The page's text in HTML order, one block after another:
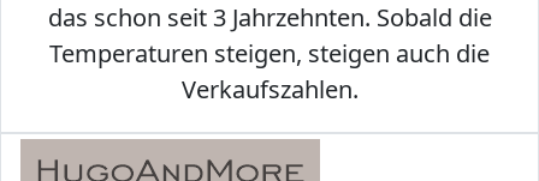
das schon seit 3 Jahrzehnten. Sobald die
Temperaturen steigen, steigen auch die
Verkaufszahlen.